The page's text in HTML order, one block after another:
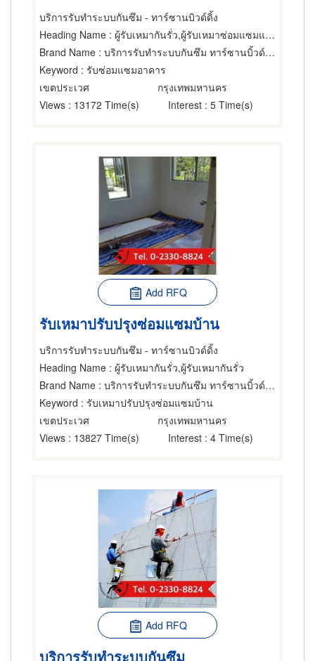
บริการรับทำระบบกันซึม - ทาร์ซานบิวด์ดิ้ง
Heading Name : ผู้รับเหมากันรั่ว,ผู้รับเหมาซ่อมแซมและต่อเติมบ้าน,ผู้รับเหมาซ่อมและปรับปรุงตกแต่งและงานระบบอาคาร
Brand Name : บริการรับทำระบบกันซึม ทาร์ซานบิ้วด์ดิ้ง
Keyword : รับซ่อมแซมอาคาร
เขตประเวศ
กรุงเทพมหานคร
Views : 13172 Time(s) Interest : 5 Time(s)
Add RFQ
รับเหมาปรับปรุงซ่อมแซมบ้าน
บริการรับทำระบบกันซึม - ทาร์ซานบิวด์ดิ้ง
Heading Name : ผู้รับเหมากันรั่ว,ผู้รับเหมากันรั่ว
Brand Name : บริการรับทำระบบกันซึม ทาร์ซานบิ้วด์ดิ้ง
Keyword : รับเหมาปรับปรุงซ่อมแซมบ้าน
เขตประเวศ
กรุงเทพมหานคร
Views : 13827 Time(s) Interest : 4 Time(s)
Add RFQ
บริการรับทำระบบกันซึม